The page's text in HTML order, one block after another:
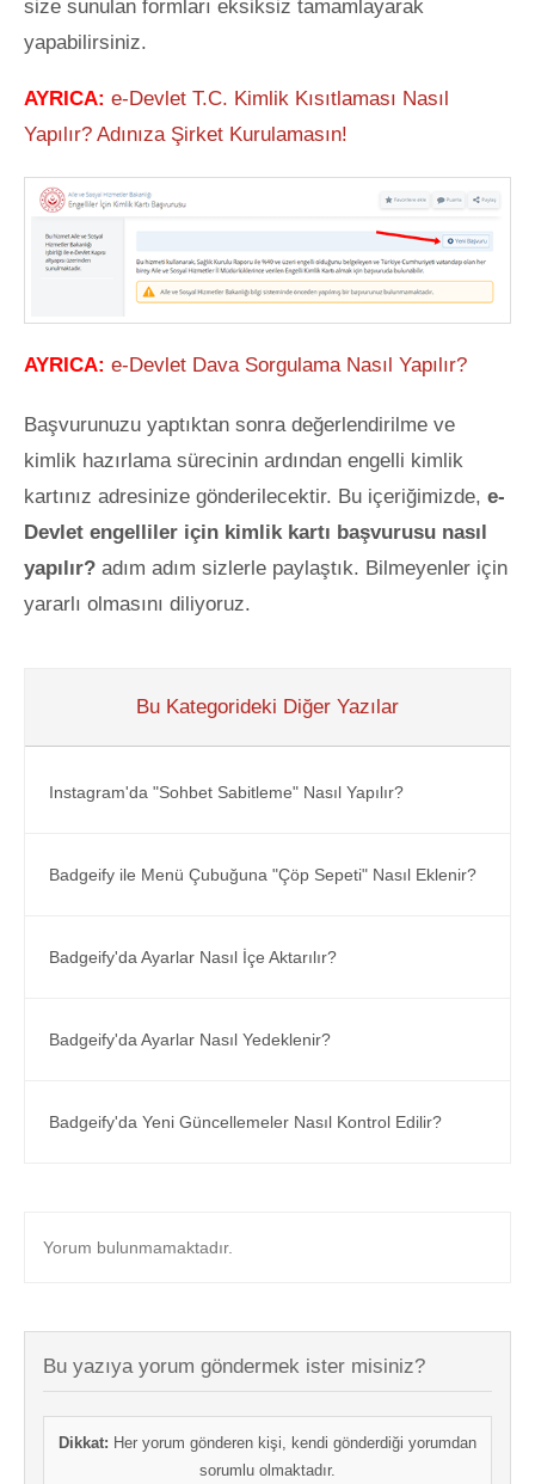
size sunulan formları eksiksiz tamamlayarak
yapabilirsiniz.
AYRICA: e-Devlet T.C. Kimlik Kısıtlaması Nasıl
Yapılır? Adınıza Şirket Kurulamasın!
AYRICA: e-Devlet Dava Sorgulama Nasıl Yapılır?
Başvurunuzu yaptıktan sonra değerlendirilme ve
kimlik hazırlama sürecinin ardından engelli kimlik
kartınız adresinize gönderilecektir. Bu içeriğimizde, e-
Devlet engelliler için kimlik kartı başvurusu nasıl
yapılır? adım adım sizlerle paylaştık. Bilmeyenler için
yararlı olmasını diliyoruz.
Bu Kategorideki Diğer Yazılar
Instagram'da "Sohbet Sabitleme" Nasıl Yapılır?
Badgeify ile Menü Çubuğuna "Çöp Sepeti" Nasıl Eklenir?
Badgeify'da Ayarlar Nasıl İçe Aktarılır?
Badgeify'da Ayarlar Nasıl Yedeklenir?
Badgeify'da Yeni Güncellemeler Nasıl Kontrol Edilir?
Yorum bulunmamaktadır.
Bu yazıya yorum göndermek ister misiniz?
Dikkat: Her yorum gönderen kişi, kendi gönderdiği yorumdan
sorumlu olmaktadır.